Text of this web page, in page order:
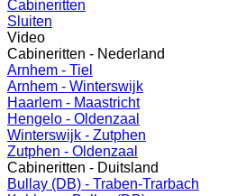
Cabineritten
Sluiten
Video
Cabineritten - Nederland
Arnhem - Tiel
Arnhem - Winterswijk
Haarlem - Maastricht
Hengelo - Oldenzaal
Winterswijk - Zutphen
Zutphen - Oldenzaal
Cabineritten - Duitsland
Bullay (DB) - Traben-Trarbach